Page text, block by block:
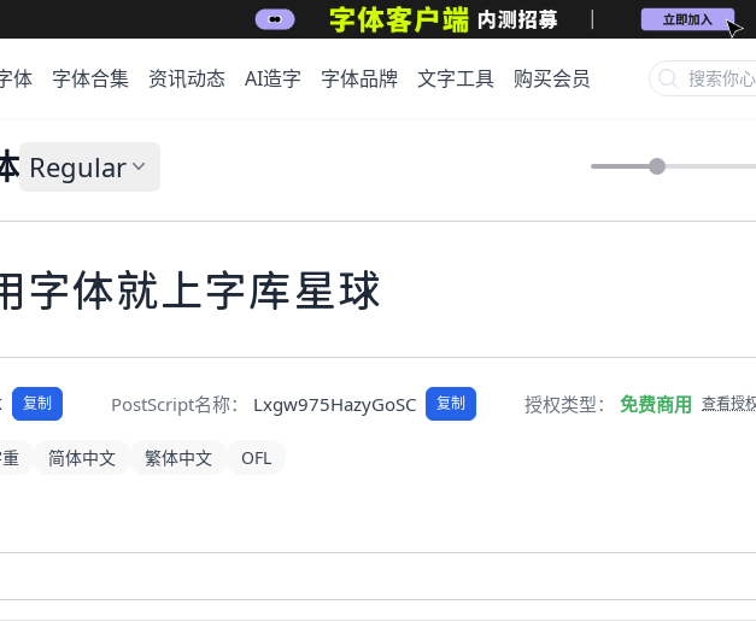
体 字体合集 资讯动态 AI造字 字体品牌 文字工具 购买会员
Regular
字体就上字库星球
复制 PostScript名称： Lxgw975HazyGoSC 复制 授权类型： 免费商用 查看授
简体中文 繁体中文 OFL